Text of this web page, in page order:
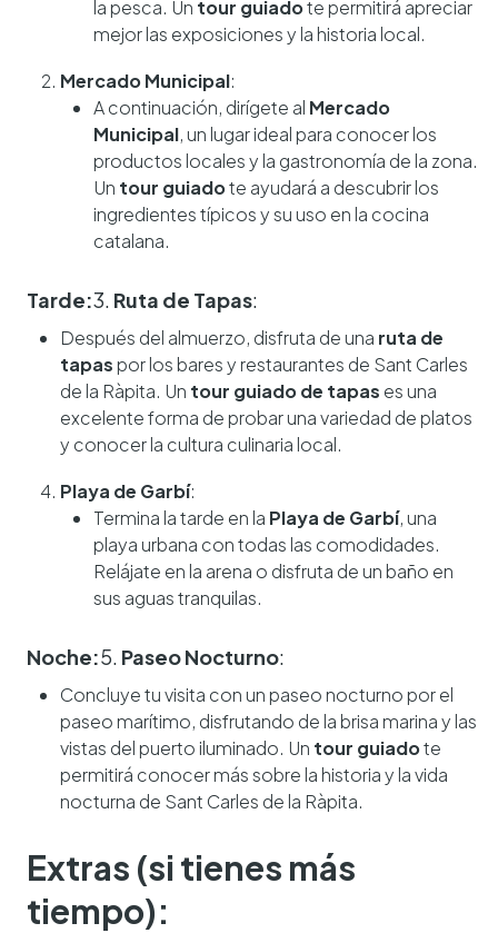
la pesca. Un tour guiadote permitirá apreciar
mejor las exposiciones y la historia local.
Mercado Municipal:
A continuación, dirígete al Mercado
Municipal, un lugar ideal para conocer los
productos locales y la gastronomía de la zona.
Un tour guiadote ayudará a descubrir los
ingredientes típicos y su uso en la cocina
catalana.
Tarde:3. Ruta de Tapas:
Después del almuerzo, disfruta de una ruta de
tapas por los bares y restaurantes de Sant Carles
de la Ràpita. Un tour guiado de tapas es una
excelente forma de probar una variedad de platos
y conocer la cultura culinaria local.
Playa de Garbí:
Termina la tarde en la Playa de Garbí, una
playa urbana con todas las comodidades.
Relájate en la arena o disfruta de un baño en
sus aguas tranquilas.
Noche:5. Paseo Nocturno:
Concluye tu visita con un paseo nocturno por el
paseo marítimo, disfrutando de la brisa marina y las
vistas del puerto iluminado. Un tour guiadote
permitirá conocer más sobre la historia y la vida
nocturna de Sant Carles de la Ràpita.
Extras (si tienes más
tiempo):